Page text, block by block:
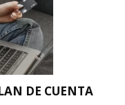
DE CUENTA